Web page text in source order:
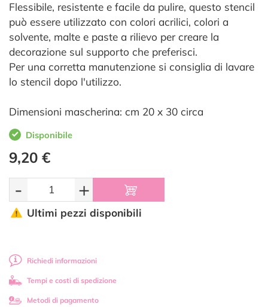
Flessibile, resistente e facile da pulire, questo stencil
può essere utilizzato con colori acrilici, colori a
solvente, malte e paste a rilievo per creare la
decorazione sul supporto che preferisci.
Per una corretta manutenzione si consiglia di lavare
lo stencil dopo l'utilizzo.
Dimensioni mascherina: cm 20 x 30 circa
Disponibile
9,20 €
- +
Ultimi pezzi disponibili
Richiedi informazioni
Tempi e costi di spedizione
Metodi di pagamento